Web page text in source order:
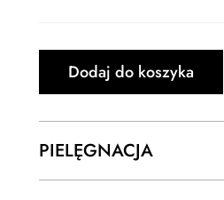
Dodaj do koszyka
PIELĘGNACJA